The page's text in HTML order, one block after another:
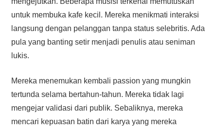
untuk membuka kafe kecil. Mereka menikmati interaksi
langsung dengan pelanggan tanpa status selebritis. Ada
pula yang banting setir menjadi penulis atau seniman
lukis.
Mereka menemukan kembali passion yang mungkin
tertunda selama bertahun-tahun. Mereka tidak lagi
mengejar validasi dari publik. Sebaliknya, mereka
mencari kepuasan batin dari karya yang mereka